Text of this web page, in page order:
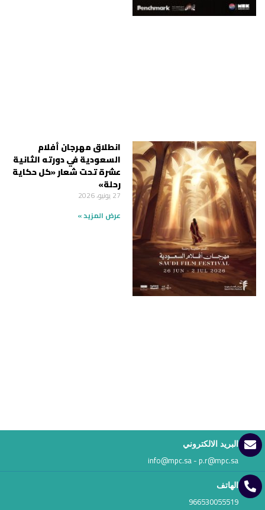
انطلاق مهرجان أفلام
السعودية في دورته الثانية
عشرة تحت شعار «كل حكاية
رحلة»
27 يونيو، 2026
عرض المزيد »
البريد الالكتروني
info@mpc.sa - p.r@mpc.sa
الهاتف
966530055519